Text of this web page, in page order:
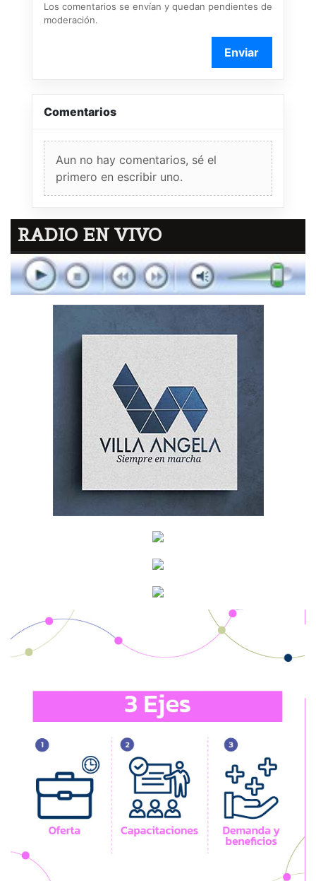
Los comentarios se envían y quedan pendientes de
moderación.
Enviar
Comentarios
Aun no hay comentarios, sé el
primero en escribir uno.
RADIO EN VIVO